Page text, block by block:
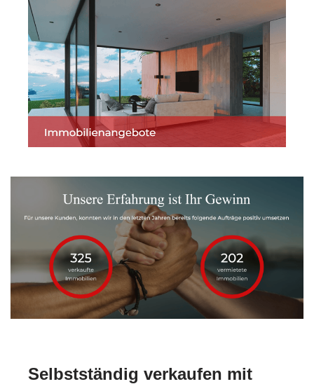
Selbstständig verkaufen mit